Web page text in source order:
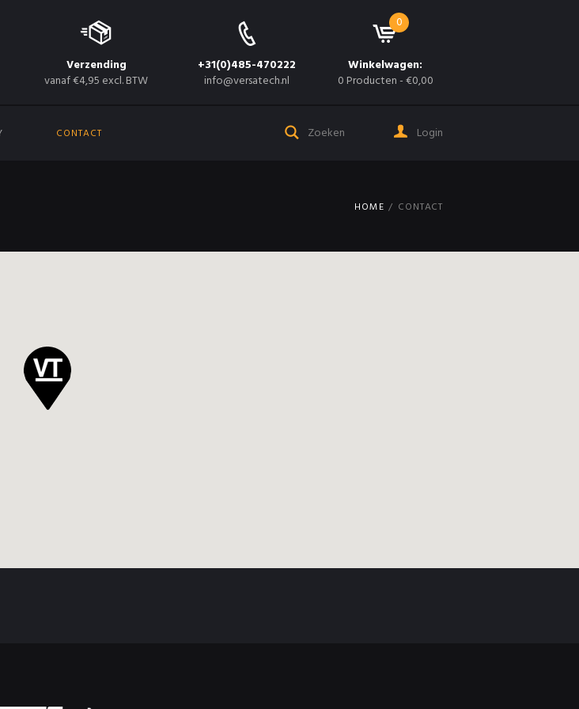
Verzending
vanaf €4,95 excl. BTW
+31(0)485-470222
info@versatech.nl
0
Winkelwagen:
0 Producten-€0,00
CONTACT Login
HOME CONTACT